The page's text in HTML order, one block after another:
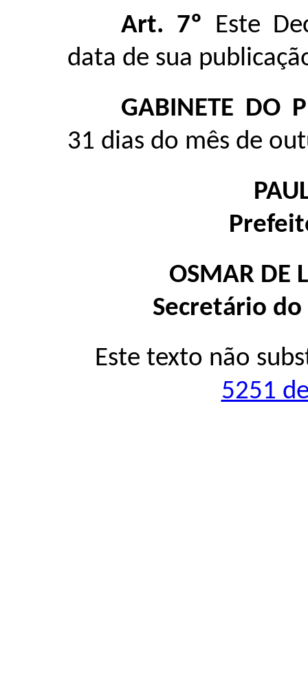
Art. 7º Este
data de sua
GABINETE DO
31 dias do mês de
OSMAR DE
Secretário
Este texto não
5251